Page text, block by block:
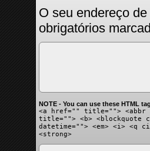
O seu endereço
obrigatórios
NOTE - You can use these HTML
<a href="" title=""> <abbr
title=""> <b> <blockquote
datetime=""> <em> <i> <q
<strong>